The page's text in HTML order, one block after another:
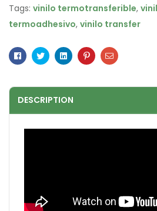
Tags: vinilo termotransferible,
termoadhesivo, vinilo transfer
Facebook
TwitterLinkedinPinterestEmail
DESCRIPTION